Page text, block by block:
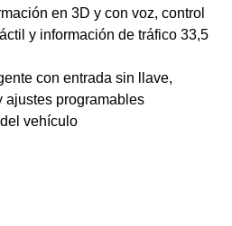
en 3D y con voz, control
y información de tráfico 33,5
con entrada sin llave,
ajustes programables
vehículo